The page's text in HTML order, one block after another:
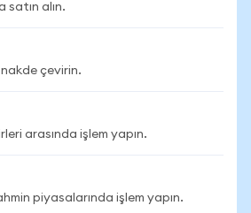
satın alın.
çevirin.
arasında işlem yapın.
piyasalarında işlem yapın.